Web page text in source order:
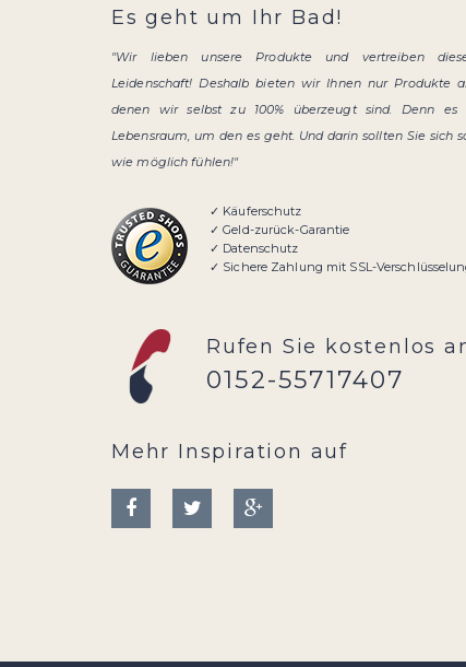
Es geht um Ihr Bad!
"Wir lieben unsere Produkte und vertreiben
Leidenschaft! Deshalb bieten wir Ihnen nur Produkte
denen wir selbst zu 100% überzeugt sind. Denn es
Lebensraum, um den es geht. Und darin sollten Sie sich
wie möglich fühlen!"
✓ Käuferschutz
✓ Geld-zurück-Garantie
✓ Datenschutz
✓ Sichere Zahlung mit SSL-
Rufen Sie kostenlos
0152-55717407
Mehr Inspiration auf